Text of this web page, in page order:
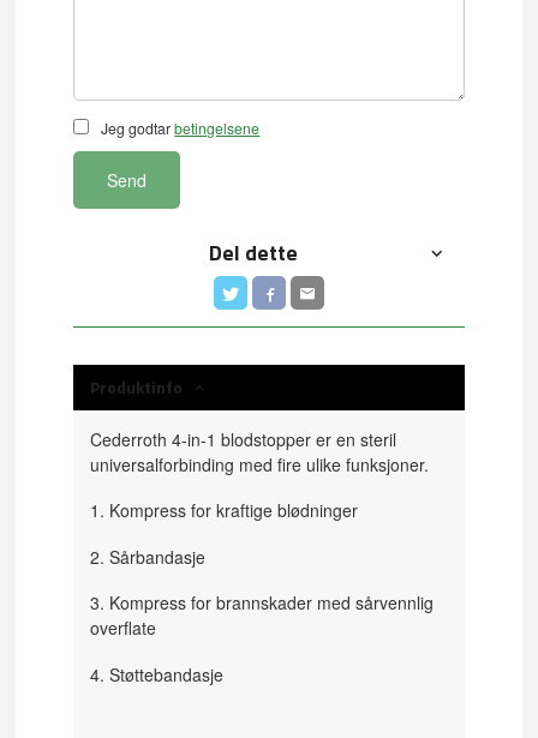
Jeg godtarbetingelsene
Send
Del dette
Produktinfo
Cederroth 4-in-1 blodstopper er en steril
universalforbinding med fire ulike funksjoner.
1. Kompress for kraftige blødninger
2. Sårbandasje
3. Kompress for brannskader med sårvennlig
overflate
4. Støttebandasje